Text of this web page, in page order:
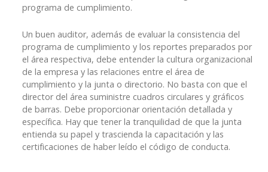
programa de cumplimiento.
Un buen auditor, además de evaluar la consistencia del
programa de cumplimiento y los reportes preparados por
el área respectiva, debe entender la cultura organizacional
de la empresa y las relaciones entre el área de
cumplimiento y la junta o directorio. No basta con que el
director del área suministre cuadros circulares y gráficos
de barras. Debe proporcionar orientación detallada y
específica. Hay que tener la tranquilidad de que la junta
entienda su papel y trascienda la capacitación y las
certificaciones de haber leído el código de conducta.